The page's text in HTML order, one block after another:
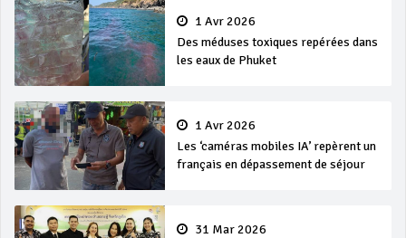
1 Avr 2026
Des méduses toxiques repérées dans
les eaux de Phuket
1 Avr 2026
Les ‘caméras mobiles IA’ repèrent un
français en dépassement de séjour
31 Mar 2026